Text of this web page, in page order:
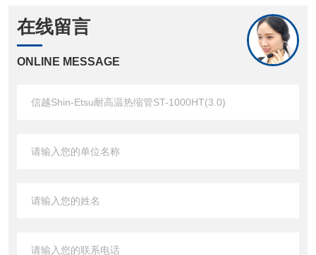
在线留言
ONLINE MESSAGE